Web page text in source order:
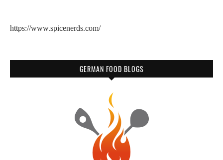
https://www.spicenerds.com/
GERMAN FOOD BLOGS